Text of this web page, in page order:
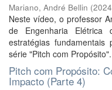
Mariano, André Bellin (
Neste vídeo, o professor
de Engenharia
estratégias
série "Pitch com
Pitch com Propósito:
Impacto (Parte 4)